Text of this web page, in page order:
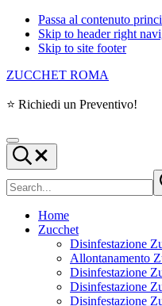
Passa al contenuto
Skip to header right
Skip to site footer
ZUCCHET ROMA
⭐ Richiedi un Preventivo!
Menu
Search...
nel
Home
Zucchet
Disinfestazione
Allontanamento
Disinfestazione
Disinfestazione
Disinfestazione